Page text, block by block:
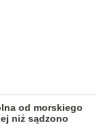
od morskiego
niż sądzono